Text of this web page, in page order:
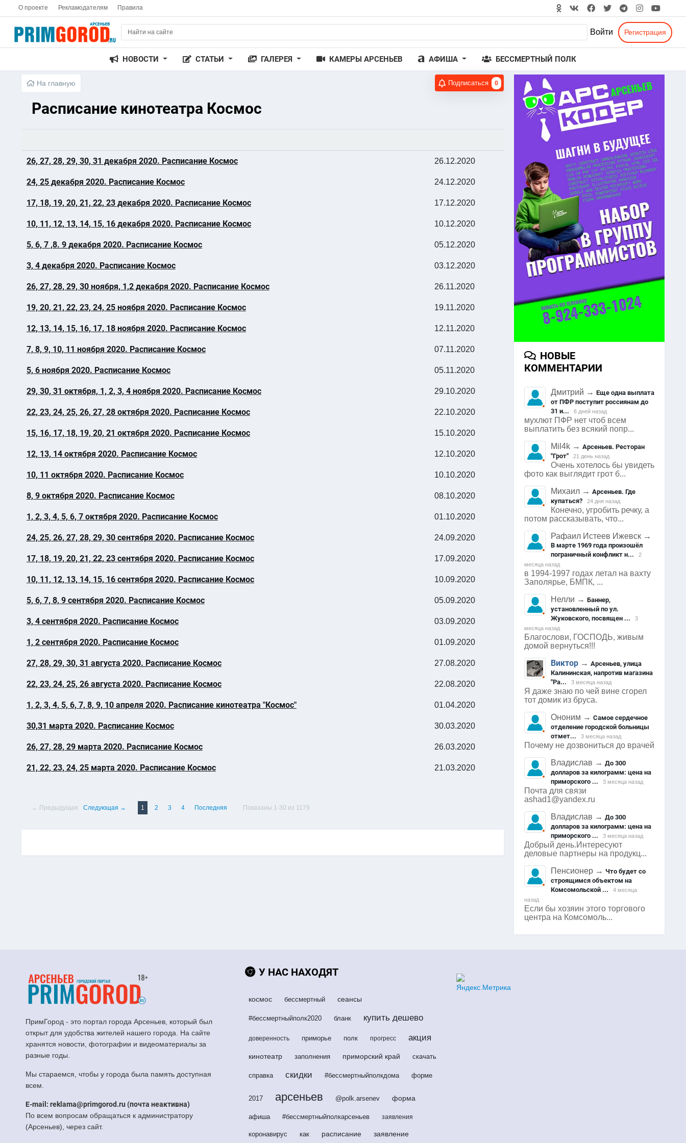
О проекте Рекламодателям Правила
Войти Регистрация
НОВОСТИ СТАТЬИ ГАЛЕРЕЯ КАМЕРЫ АРСЕНЬЕВ АФИША БЕССМЕРТНЫЙ ПОЛК
На главную Подписаться 0
Расписание кинотеатра Космос
26, 27, 28, 29, 30, 31 декабря 2020. Расписание Космос 26.12.2020
24, 25 декабря 2020. Расписание Космос 24.12.2020
17, 18, 19, 20, 21, 22, 23 декабря 2020. Расписание Космос 17.12.2020
10, 11, 12, 13, 14, 15, 16 декабря 2020. Расписание Космос 10.12.2020
5, 6, 7 ,8. 9 декабря 2020. Расписание Космос 05.12.2020
3, 4 декабря 2020. Расписание Космос 03.12.2020
26, 27, 28, 29, 30 ноября, 1,2 декабря 2020. Расписание Космос 26.11.2020
19, 20, 21, 22, 23, 24, 25 ноября 2020. Расписание Космос 19.11.2020
12, 13, 14, 15, 16, 17, 18 ноября 2020. Расписание Космос 12.11.2020
7, 8, 9, 10, 11 ноября 2020. Расписание Космос 07.11.2020
5, 6 ноября 2020. Расписание Космос 05.11.2020
29, 30, 31 октября, 1, 2, 3, 4 ноября 2020. Расписание Космос 29.10.2020
22, 23, 24, 25, 26, 27, 28 октября 2020. Расписание Космос 22.10.2020
15, 16, 17, 18, 19, 20, 21 октября 2020. Расписание Космос 15.10.2020
12, 13, 14 октября 2020. Расписание Космос 12.10.2020
10, 11 октября 2020. Расписание Космос 10.10.2020
8, 9 октября 2020. Расписание Космос 08.10.2020
1, 2, 3, 4, 5, 6, 7 октября 2020. Расписание Космос 01.10.2020
24, 25, 26, 27, 28, 29, 30 сентября 2020. Расписание Космос 24.09.2020
17, 18, 19, 20, 21, 22, 23 сентября 2020. Расписание Космос 17.09.2020
10, 11, 12, 13, 14, 15, 16 сентября 2020. Расписание Космос 10.09.2020
5, 6, 7, 8, 9 сентября 2020. Расписание Космос 05.09.2020
3, 4 сентября 2020. Расписание Космос 03.09.2020
1, 2 сентября 2020. Расписание Космос 01.09.2020
27, 28, 29, 30, 31 августа 2020. Расписание Космос 27.08.2020
22, 23, 24, 25, 26 августа 2020. Расписание Космос 22.08.2020
1, 2, 3, 4, 5, 6, 7, 8, 9, 10 апреля 2020. Расписание кинотеатра "Космос" 01.04.2020
30,31 марта 2020. Расписание Космос 30.03.2020
26, 27, 28, 29 марта 2020. Расписание Космос 26.03.2020
21, 22, 23, 24, 25 марта 2020. Расписание Космос 21.03.2020
← Предыдущая Следующая → 1 2 3 4 Последняя Показаны 1-30 из 1179
НОВЫЕ
КОММЕНТАРИИ
Дмитрий →Еще одна выплата
от ПФР поступит россиянам до
31 и...
6 дней назад
мухлют ПФР нет чтоб всем
выплатить без всякий попр...
Mil4k →Арсеньев. Ресторан
"Грот"
21 день назад
Очень хотелось бы увидеть
фото как выглядит грот б...
Михаил →Арсеньев. Где
купаться?
24 дня назад
Конечно, угробить речку, а
потом рассказывать, что...
Рафаил Истеев Ижевск →
В марте 1969 года произошёл
пограничный конфликт н...
2
месяца назад
в 1994-1997 годах летал на вахту
Заполярье, БМПК, ...
Нелли →Баннер,
установленный по ул.
Жуковского, посвящен ...
3
месяца назад
Благослови, ГОСПОДЬ, живым
домой вернуться!!!
Виктор →Арсеньев, улица
Калининская, напротив магазина
"Ра...
3 месяца назад
Я даже знаю по чей вине сгорел
тот домик из бруса.
Ононим →Самое сердечное
отделение городской больницы
отмет...
3 месяца назад
Почему не дозвониться до врачей
Владислав →До 300
долларов за килограмм: цена на
приморского ...
3 месяца назад
Почта для связи
ashad1@yandex.ru
Владислав →До 300
долларов за килограмм: цена на
приморского ...
3 месяца назад
Добрый день.Интересуют
деловые партнеры на продукц...
Пенсионер →Что будет со
строящимся объектом на
Комсомольской ...
4 месяца
назад
Если бы хозяин этого торгового
центра на Комсомоль...
ПримГород - это портал города Арсеньев, который был
открыт для удобства жителей нашего города. На сайте
хранятся новости, фотографии и видеоматериалы за
разные годы.
Мы стараемся, чтобы у города была память доступная
всем.
E-mail: reklama@primgorod.ru (почта неактивна)
По всем вопросам обращаться к администратору
(Арсеньев), через сайт.
У НАС НАХОДЯТ
космос бессмертный сеансы
#бессмертныйполк2020 бланк купить дешево
доверенность приморье полк прогресс акция
кинотеатр заполнения приморский край скачать
справка скидки #бессмертныйполкдома форме
2017 арсеньев @polk.arsenev форма
афиша #бессмертныйполкарсеньев заявления
коронавирус как расписание заявление